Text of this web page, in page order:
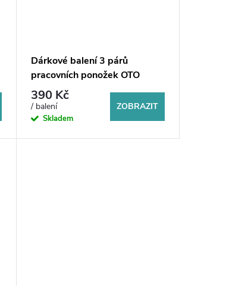
Dárkové balení 3 párů
pracovních ponožek OTO
390 Kč
/ balení
Skladem
ZOBRAZIT